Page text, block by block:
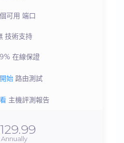
可用 端口
技術支持
在線保證
始 路由測試
主機評測報告
Annually